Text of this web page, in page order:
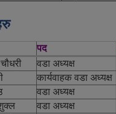
पद
वडा अध्यक्ष
कार्यवाहक वडा अध्यक्ष
वडा अध्यक्ष
वडा अध्यक्ष